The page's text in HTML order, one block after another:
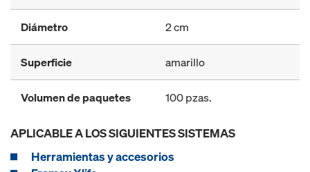
Diámetro 2 cm
Superficie amarillo
Volumen de paquetes 100 pzas.
APLICABLE A LOS SIGUIENTES SISTEMAS
Herramientas y accesorios